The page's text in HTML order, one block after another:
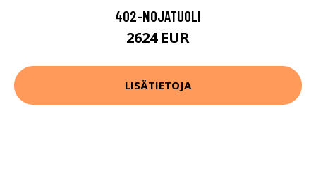
402-NOJATUOLI
2624 EUR
LISÄTIETOJA